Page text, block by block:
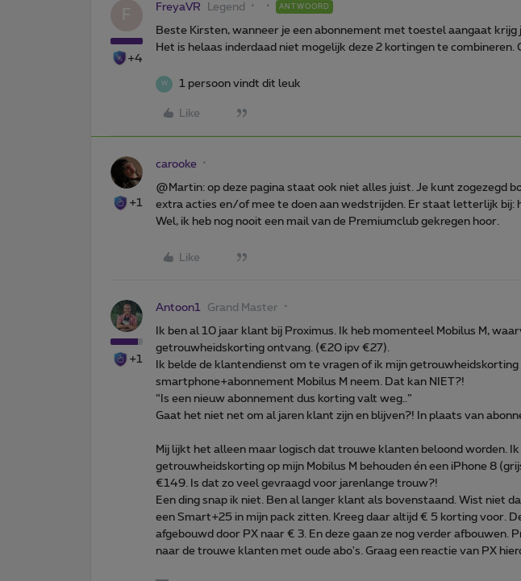
F
+4
FreyaVR Legend ANTWOORD
Beste Kirsten, wanneer je een abonnement met toestel aangaat krijg
Het is helaas inderdaad niet mogelijk deze 2 kortingen te combineren.
W 1 persoon vindt dit leuk
Like
+1
carooke
@Martin: op deze pagina staat ook niet alles juist. Je kunt zogezegd
extra acties en/of mee te doen aan wedstrijden. Er staat letterlijk bij:
Wel, ik heb nog nooit een mail van de Premiumclub gekregen hoor.
Like
+1
Antoon1 Grand Master
Ik ben al 10 jaar klant bij Proximus. Ik heb momenteel Mobilus M,
getrouwheidskorting ontvang. (€20 ipv €27).
Ik belde de klantendienst om te vragen of ik mijn getrouwheidskorting
smartphone+abonnement Mobilus M neem. Dat kan NIET?!
“Is een nieuw abonnement dus korting valt weg..”
Gaat het niet net om al jaren klant zijn en blijven?! In plaats van
Mij lijkt het alleen maar logisch dat trouwe klanten beloond worden.
getrouwheidskorting op mijn Mobilus M behouden én een iPhone 8
€149. Is dat zo veel gevraagd voor jarenlange trouw?!
Een ding snap ik niet. Ben al langer klant als bovenstaand. Wist niet
een Smart+25 in mijn pack zitten. Kreeg daar altijd € 5 korting voor.
afgebouwd door PX naar € 3. En deze gaan ze nog verder afbouwen.
naar de trouwe klanten met oude abo's. Graag een reactie van PX